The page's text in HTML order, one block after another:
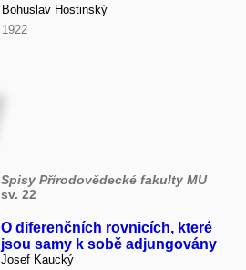
Bohuslav Hostinský
1922
Spisy Přírodovědecké fakulty MU
sv. 22
O diferenčních rovnicích, které
jsou samy k sobě adjungovány
Josef Kaucký